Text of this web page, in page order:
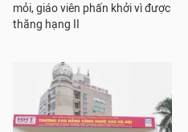
mỏi, giáo viên phấn khởi vì được
thăng hạng II